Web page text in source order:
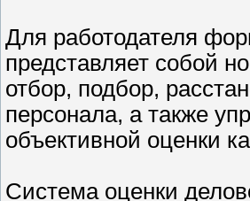
Для работодателя
представляет собой
отбор, подбор,
персонала, а также
объективной оценки
Система оценки